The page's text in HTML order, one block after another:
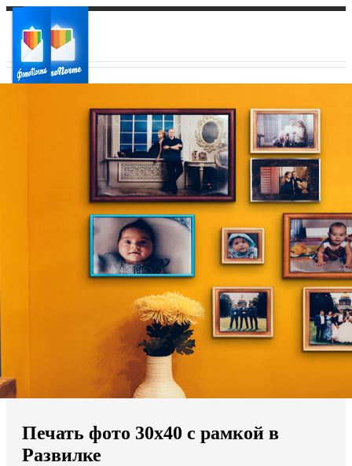
Ваш регион доставки
Выберите из списка:
Мы доставляем по всему миру
Продолжить без города
Печать фото 30х40 с рамкой в
Развилке